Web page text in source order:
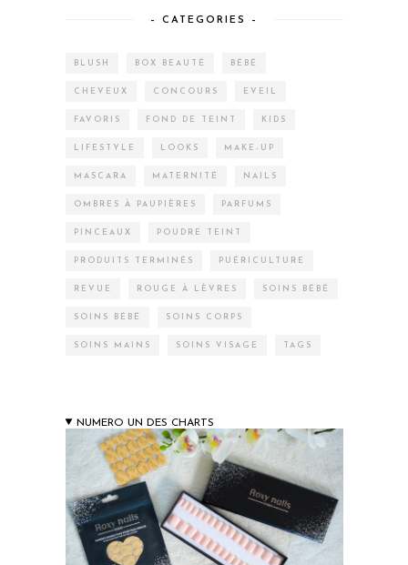
– CATEGORIES –
BLUSH BOX BEAUTÉ BÉBÉ
CHEVEUX CONCOURS EVEIL
FAVORIS FOND DE TEINT KIDS
LIFESTYLE LOOKS MAKE-UP
MASCARA MATERNITÉ NAILS
OMBRES À PAUPIÈRES PARFUMS
PINCEAUX POUDRE TEINT
PRODUITS TERMINÉS PUÉRICULTURE
REVUE ROUGE À LÈVRES SOINS BÉBÉ
SOINS BÉBÉ SOINS CORPS
SOINS MAINS SOINS VISAGE TAGS
NUMERO UN DES CHARTS